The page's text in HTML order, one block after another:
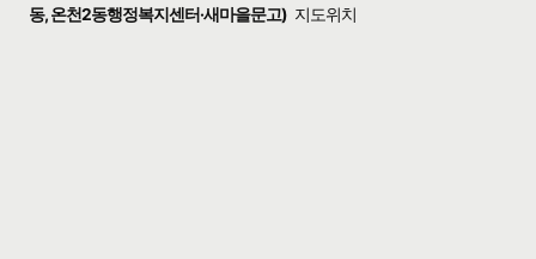
동, 온천2동행정복지센터·새마을문고) 지도위치